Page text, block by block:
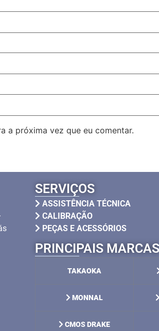
a próxima vez que eu comentar.
SERVIÇOS
ASSISTÊNCIA TÉCNICA
CALIBRAÇÃO
PEÇAS E ACESSÓRIOS
PRINCIPAIS MARCAS
TAKAOKA
MONNAL
CMOS DRAKE